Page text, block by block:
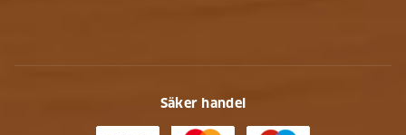
Säker handel